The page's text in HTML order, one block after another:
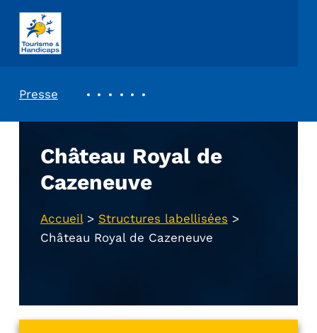
ASSOCIATION TOURISME ET HANDICAPS
Presse
Château Royal de
Cazeneuve
Accueil> Structures labellisées >
Château Royal de Cazeneuve